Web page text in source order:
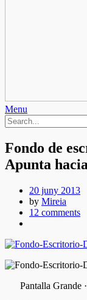
Menu
Fondo de
Apunta
20 juny 2013
by Mireia
12 comments
Pantalla Grande